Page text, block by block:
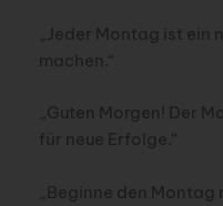
„Jeder Montag ist ein
machen.“
„Guten Morgen! Der
für neue Erfolge.“
„Beginne den